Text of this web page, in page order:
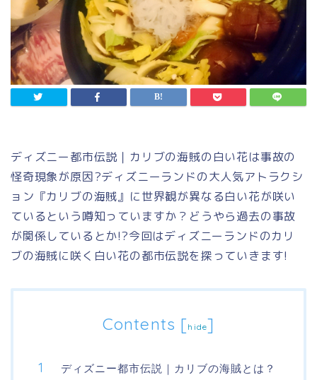
ディズニー都市伝説｜カリブの海賊の白い花は事故の
怪奇現象が原因?ディズニーランドの大人気アトラクシ
ョン『カリブの海賊』に世界観が異なる白い花が咲い
ているという噂知っていますか？どうやら過去の事故
が関係しているとか!?今回はディズニーランドのカリ
ブの海賊に咲く白い花の都市伝説を探っていきます!
Contents [hide]
ディズニー都市伝説｜カリブの海賊とは？